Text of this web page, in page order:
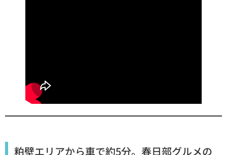
粕壁エリアから車で約5分。春日部グルメの